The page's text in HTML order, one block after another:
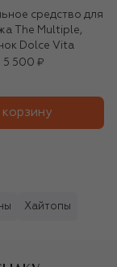
средство для
The Multiple,
Dolce Vita
5 500 ₽
корзину
Хайтопы